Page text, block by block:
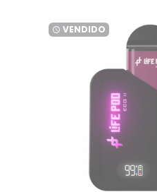
watch_later VENDIDO